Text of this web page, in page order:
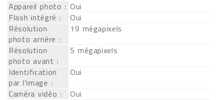
Appareil photo : Oui
Flash intégré :
Oui
Résolution
photo arrière :
19 mégapixels
Résolution
photo avant :
5 mégapixels
Identification
par l'image :
Oui
Caméra vidéo :
Oui